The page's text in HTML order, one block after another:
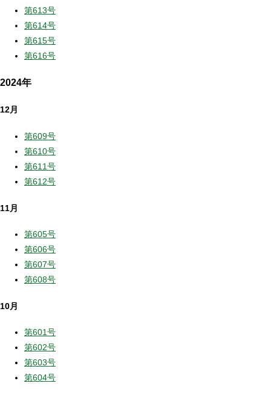
第613号
第614号
第615号
第616号
2024年
12月
第609号
第610号
第611号
第612号
11月
第605号
第606号
第607号
第608号
10月
第601号
第602号
第603号
第604号